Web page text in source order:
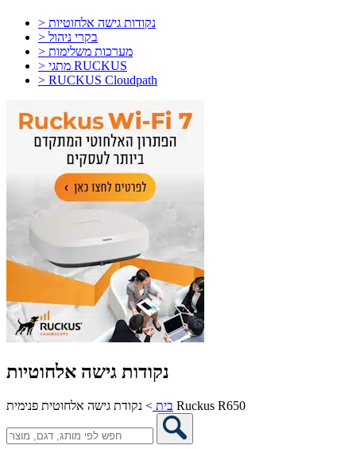
> נקודות גישה אלחוטיות
> בקרי ניהול
> מערכות משלימות
> מתגי RUCKUS
> RUCKUS Cloudpath
נקודות גישה אלחוטיות
בית > נקודת גישה אלחוטית פנימית Ruckus R650